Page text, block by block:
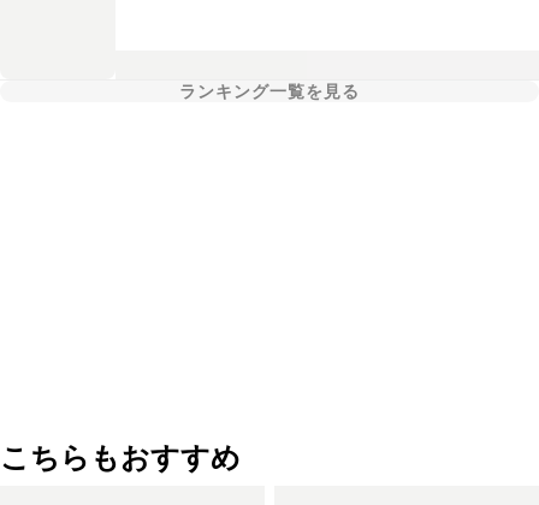
ランキング一覧を見る
こちらもおすすめ